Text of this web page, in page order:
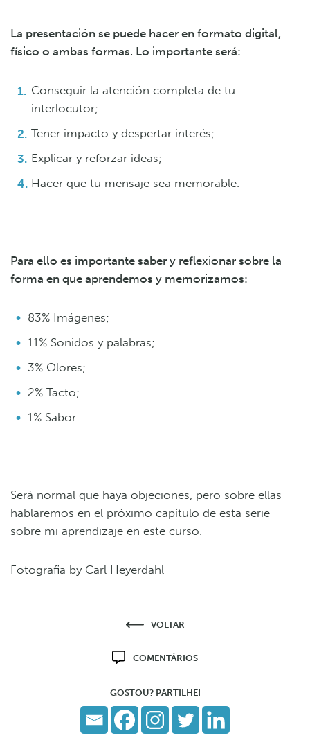
La presentación se puede hacer en formato digital,
físico o ambas formas. Lo importante será:
Conseguir la atención completa de tu
interlocutor;
Tener impacto y despertar interés;
Explicar y reforzar ideas;
Hacer que tu mensaje sea memorable.
Para ello es importante saber y reflexionar sobre la
forma en que aprendemos y memorizamos:
83% Imágenes;
11% Sonidos y palabras;
3% Olores;
2% Tacto;
1% Sabor.
Será normal que haya objeciones, pero sobre ellas
hablaremos en el próximo capítulo de esta serie
sobre mi aprendizaje en este curso.
Fotografia by Carl Heyerdahl
VOLTAR
COMENTÁRIOS
GOSTOU? PARTILHE!